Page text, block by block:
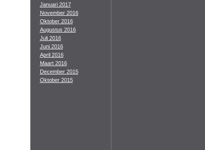
Januari 2017
November 2016
Oktober 2016
Augustus 2016
Juli 2016
Juni 2016
April 2016
Maart 2016
December 2015
Oktober 2015